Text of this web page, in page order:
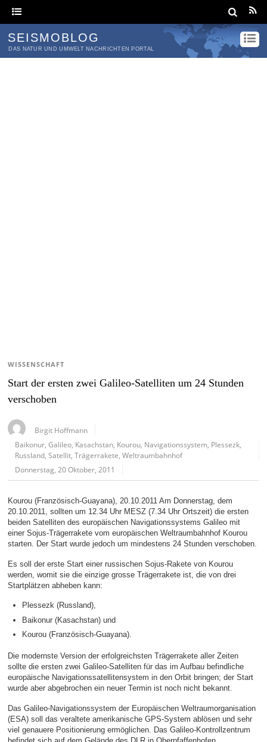
SEISMOBLOG
DAS NATUR UND UMWELT NACHRICHTEN PORTAL
WISSENSCHAFT
Start der ersten zwei Galileo-Satelliten um 24 Stunden
verschoben
Birgit Hoffmann
Baikonur ,Galileo Kasachstan Kourou Navigationssystem Plessezk
Russland ,Satellit ,Trägerrakete ,Weltraumbahnhof
Donnerstag, 20 Oktober, 2011
Kourou (Französisch-Guayana), 20.10.2011 Am Donnerstag, dem
20.10.2011, sollten um 12.34 Uhr MESZ (7.34 Uhr Ortszeit) die ersten
beiden Satelliten des europäischen Navigationssystems Galileo mit
einer Sojus-Trägerrakete vom europäischen Weltraumbahnhof Kourou
starten. Der Start wurde jedoch um mindestens 24 Stunden verschoben.
Es soll der erste Start einer russischen Sojus-Rakete von Kourou
werden, womit sie die einzige grosse Trägerrakete ist, die von drei
Startplätzen abheben kann:
Plessezk (Russland),
Baikonur (Kasachstan) und
Kourou (Französisch-Guayana).
Die modernste Version der erfolgreichsten Trägerrakete aller Zeiten
sollte die ersten zwei Galileo-Satelliten für das im Aufbau befindliche
europäische Navigationssatellitensystem in den Orbit bringen; der Start
wurde aber abgebrochen ein neuer Termin ist noch nicht bekannt.
Das Galileo-Navigationssystem der Europäischen Weltraumorganisation
(ESA) soll das veraltete amerikanische GPS-System ablösen und sehr
viel genauere Positionierung ermöglichen. Das Galileo-Kontrollzentrum